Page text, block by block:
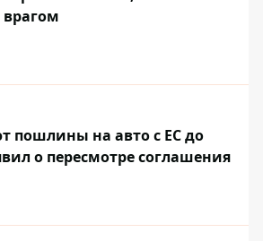
пошлины на авто с ЕС до
о пересмотре соглашения